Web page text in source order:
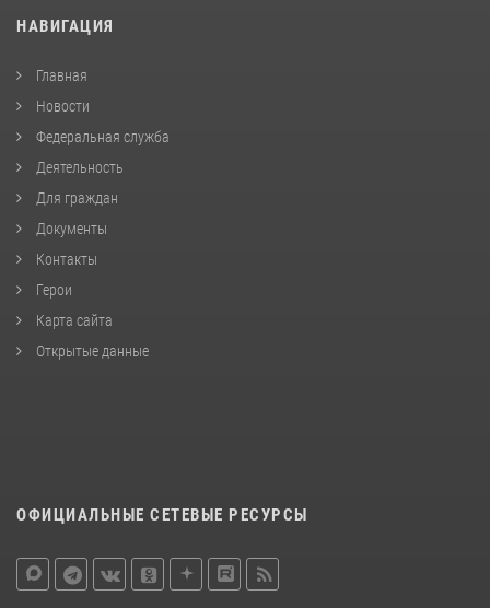
НАВИГАЦИЯ
Главная
Новости
Федеральная служба
Деятельность
Для граждан
Документы
Контакты
Герои
Карта сайта
Открытые данные
ОФИЦИАЛЬНЫЕ СЕТЕВЫЕ РЕСУРСЫ